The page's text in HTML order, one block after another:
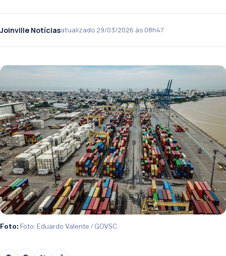
Joinville Notíciasatualizado 29/03/2026 às 08h47
Foto: Foto: Eduardo Valente / GOVSC